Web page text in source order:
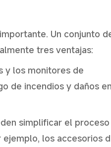
Un conjunto
tres ventajas:
y los monitores de
de incendios y daños
simplificar el
los accesorios